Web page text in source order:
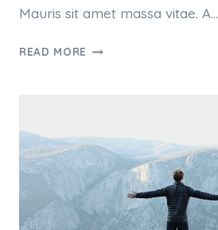
Mauris sit amet massa vitae. A…
READ MORE QUIS
REPREHENDERIT
QUI
IN
VOLUPTATE